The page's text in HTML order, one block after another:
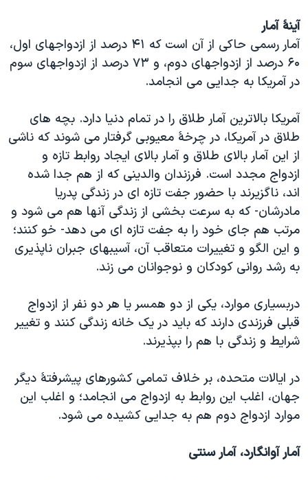
سفر پرزیدنت ترامپ به چین
آینۀ آمار
آمار رسمی حاکی از آن است که ۴۱ درصد از ازدواجهای اول،
۶۰ درصد از ازدواجهای دوم، و ۷۳ درصد از ازدواجهای سوم
در آمریکا به جدایی می انجامد.
آمریکا بالاترین آمار طلاق را در تمام دنیا دارد. بچه های
طلاق در آمریکا، در چرخۀ معیوبی گرفتار می شوند که ناشی
از این آمار بالای طلاق و آمار بالای ایجاد روابط تازه و
ازدواج مجدد است. فرزندان والدینی که از هم جدا شده
اند، ناگزیرند با حضور جفت تازه ای در زندگی پدریا
مادرشان- که به سرعت بخشی از زندگی آنها هم می شود و
مرتب هم جای خود را به جفت تازه ای می دهد- خو کنند؛
و این الگو و تغییرات متعاقب آن، آسیبهای جبران ناپذیری
به رشد روانی کودکان و نوجوانان می زند.
دربسیاری موارد، یکی از دو همسر یا هر دو نفر از ازدواج
قبلی فرزندی دارند که باید در یک خانه زندگی کنند و تغییر
شرایط و زندگی با هم را بپذیرند.
در ایالات متحده، بر خلاف تمامی کشورهای پیشرفتۀ دیگر
جهان، اغلب این روابط به ازدواج می انجامد؛ و اغلب این
موارد ازدواج دوم هم به جدایی کشیده می شود.
آمار آوانگارد، آمار سنتی